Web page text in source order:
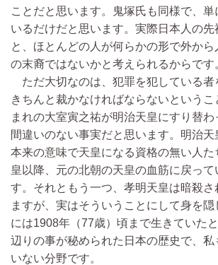
ことだと思います。鬼塚氏も同様で、単
いるだけだと思います。実際日本人の先
と、ほとんどの人が何らかの形で外から
の末裔ではないかと考えられるからです
ただ大切なのは、犯罪を犯している者
きちんと裁かなければならないという
まれの大室寅之祐が明治天皇にすり替わ
間違いのない事実だと思います。明治天
本来の意味で天皇になる資格の無い人た
皇以降、元の北朝の天皇の血筋に戻って
す。それともう一つ、孝明天皇は暗殺さ
ますが、実はそういうことにして身を
には1908年（77歳）頃まで生きていた
辺りの事が秘められた日本の歴史で、私
いない分野です。